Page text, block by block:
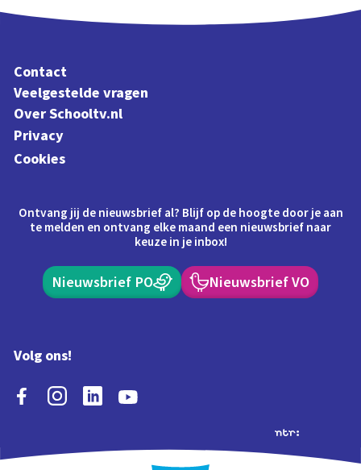
Contact
Veelgestelde vragen
Over Schooltv.nl
Privacy
Cookies
Ontvang jij de nieuwsbrief al? Blijf op de hoogte door je aan
te melden en ontvang elke maand een nieuwsbrief naar
keuze in je inbox!
Nieuwsbrief PO Nieuwsbrief VO
Volg ons!